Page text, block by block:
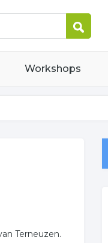
Workshops
Terneuzen.